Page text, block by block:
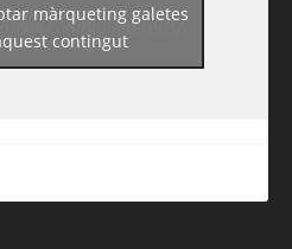
guiadereus/
màrqueting galetes
contingut